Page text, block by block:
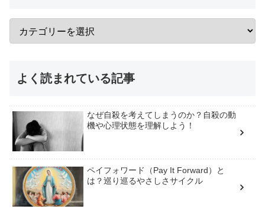
よく読まれている記事
なぜ自殺を考えてしまうのか？自殺の動
機や心理状態を理解しよう！
ペイフォワード（Pay It Forward）と
は？巡り巡るやさしさサイクル